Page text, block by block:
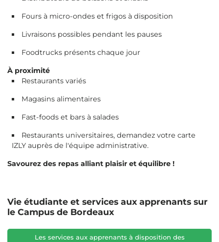
Fours à micro-ondes et frigos à disposition
Livraisons possibles pendant les pauses
Foodtrucks présents chaque jour
À proximité
Restaurants variés
Magasins alimentaires
Fast-foods et bars à salades
Restaurants universitaires, demandez votre carte
IZLY auprès de l'équipe administrative.
Savourez des repas alliant plaisir et équilibre !
Vie étudiante et services aux apprenants sur
le Campus de Bordeaux
Les services aux apprenants à disposition des